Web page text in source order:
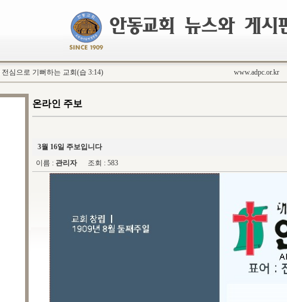
전심으로 기뻐하는 교회(습 3:14) www.adpc.or.kr
온라인 주보
3월 16일 주보입니다
이름 : 관리자조회 : 583